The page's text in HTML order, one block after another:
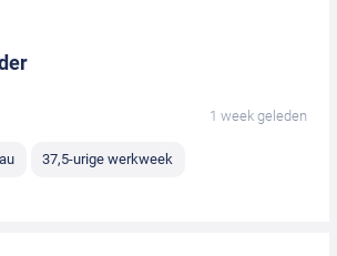
1 week geleden
37,5-urige werkweek